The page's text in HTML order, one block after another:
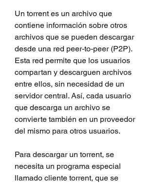
Un torrent es un archivo que
contiene información sobre otros
archivos que se pueden descargar
desde una red peer-to-peer (P2P).
Esta red permite que los usuarios
compartan y descarguen archivos
entre ellos, sin necesidad de un
servidor central. Así, cada usuario
que descarga un archivo se
convierte también en un proveedor
del mismo para otros usuarios.
Para descargar un torrent, se
necesita un programa especial
llamado cliente torrent, que se